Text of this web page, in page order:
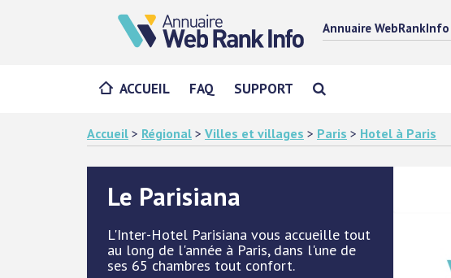
Annuaire WebRankInfo
ACCUEIL FAQ SUPPORT
Accueil > Régional > Villes et villages > Paris > Hotel à Paris
Le Parisiana
L'Inter-Hotel Parisiana vous accueille tout
au long de l'année à Paris, dans l'une de
ses 65 chambres tout confort.